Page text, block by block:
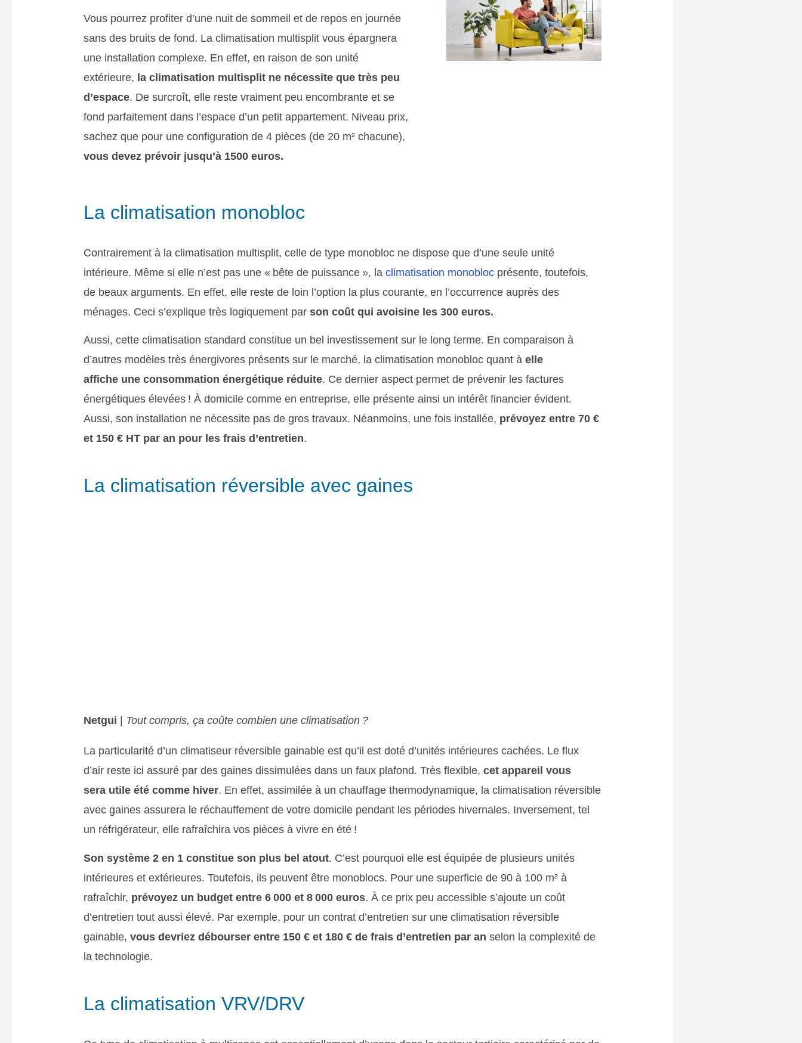
Vous pourrez profiter d’une nuit de sommeil et de repos en journée
sans des bruits de fond. La climatisation multisplit vous épargnera
une installation complexe. En effet, en raison de son unité
extérieure, la climatisation multisplit ne nécessite que très peu
d’espace. De surcroît, elle reste vraiment peu encombrante et se
fond parfaitement dans l’espace d’un petit appartement. Niveau prix,
sachez que pour une configuration de 4 pièces (de 20 m² chacune),
vous devez prévoir jusqu’à 1500 euros.
La climatisation monobloc
Contrairement à la climatisation multisplit, celle de type monobloc ne dispose que d’une seule unité
intérieure. Même si elle n’est pas une « bête de puissance », laclimatisation monobloc présente, toutefois,
de beaux arguments. En effet, elle reste de loin l’option la plus courante, en l’occurrence auprès des
ménages. Ceci s’explique très logiquement parson coût qui avoisine les 300 euros.
Aussi, cette climatisation standard constitue un bel investissement sur le long terme. En comparaison à
d’autres modèles très énergivores présents sur le marché, la climatisation monobloc quant àelle
affiche une consommation énergétique réduite. Ce dernier aspect permet de prévenir les factures
énergétiques élevées ! À domicile comme en entreprise, elle présente ainsi un intérêt financier évident.
Aussi, son installation ne nécessite pas de gros travaux. Néanmoins, une fois installée, prévoyez entre 70 €
et 150 € HT par an pour les frais d’entretien.
La climatisation réversible avec gaines
Netgui Tout compris, ça coûte combien une climatisation ?
La particularité d’un climatiseur réversible gainable est qu’il est doté d’unités intérieures cachées. Le flux
d’air reste ici assuré par des gaines dissimulées dans un faux plafond. Très flexible,cet appareil vous
sera utile été comme hiver. En effet, assimilée à un chauffage thermodynamique, la climatisation réversible
avec gaines assurera le réchauffement de votre domicile pendant les périodes hivernales. Inversement, tel
un réfrigérateur, elle rafraîchira vos pièces à vivre en été !
Son système 2 en 1 constitue son plus bel atout. C’est pourquoi elle est équipée de plusieurs unités
intérieures et extérieures. Toutefois, ils peuvent être monoblocs. Pour une superficie de 90 à 100 m² à
rafraîchir, prévoyez un budget entre 6 000 et 8 000 euros. À ce prix peu accessible s’ajoute un coût
d’entretien tout aussi élevé. Par exemple, pour un contrat d’entretien sur une climatisation réversible
gainable,vous devriez débourser entre 150 € et 180 € de frais d’entretien par an selon la complexité de
la technologie.
La climatisation VRV/DRV